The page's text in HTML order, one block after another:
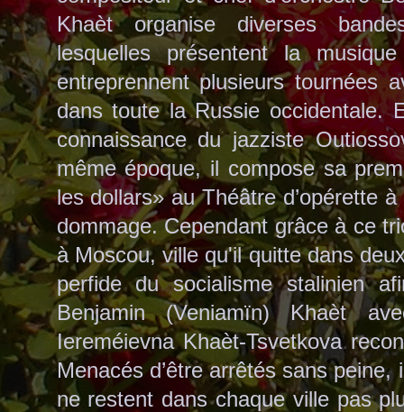
Khaèt organise diverses
lesquelles présentent la
entreprennent plusieurs tournées
dans toute la Russie occidentale.
connaissance du jazziste
même époque, il compose sa
les dollars» au Théâtre d’opérette
dommage. Cependant grâce à ce
à Moscou, ville qu'il quitte dans
perfide du socialisme stalinien
Benjamin (Veniamïn) Khaèt
Iereméievna Khaèt-Tsvetkova
Menacés d’être arrêtés sans
ne restent dans chaque ville pas